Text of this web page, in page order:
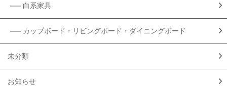
白系家具
カップボード・リビングボード・ダイニングボード
未分類
お知らせ